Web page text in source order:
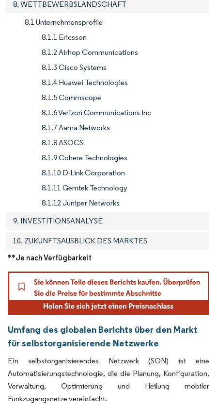
8. WETTBEWERBSLANDSCHAFT
8.1 Unternehmensprofile
8.1.1 Ericsson
8.1.2 Airhop Communications
8.1.3 Cisco Systems
8.1.4 Huawei Technologies
8.1.5 Commscope
8.1.6 Verizon Communications Inc
8.1.7 Aarna Networks
8.1.8 ASOCS
8.1.9 Cohere Technologies
8.1.10 D-Link Corporation
8.1.11 Gemtek Technology
8.1.12 Juniper Networks
9. INVESTITIONSANALYSE
10. ZUKUNFTSAUSBLICK DES MARKTES
**Je nach Verfügbarkeit
Umfang des globalen Berichts über den Markt
für selbstorganisierende Netzwerke
Ein selbstorganisierendes Netzwerk (SON) ist eine
Automatisierungstechnologie, die die Planung, Konfiguration,
Verwaltung, Optimierung und Heilung mobiler
Funkzugangsnetze vereinfacht.